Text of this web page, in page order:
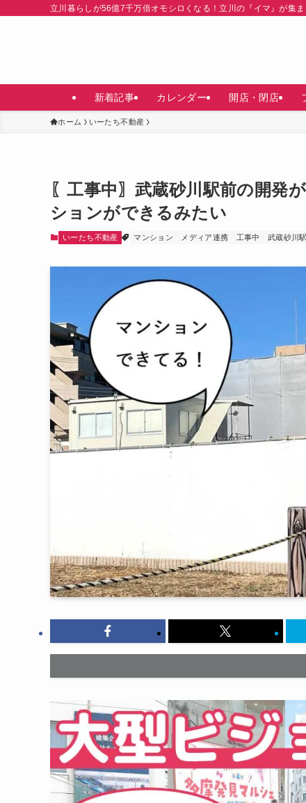
立川暮らしが56億7千万倍オモシロくなる！立川の『イマ』が集
新着記事 カレンダー 開店・閉店
ホーム いーたち不動産
〖工事中〗武蔵砂川駅前の開
ションができるみたい
いーたち不動産 マンション メディア連携 工事中 武蔵砂川駅